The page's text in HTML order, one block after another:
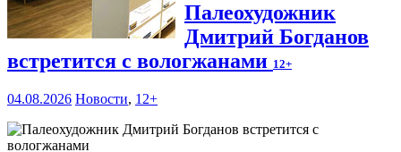
Палеохудожник
Дмитрий Богданов
встретится с вологжанами 12+
04.08.2026 Новости, 12+